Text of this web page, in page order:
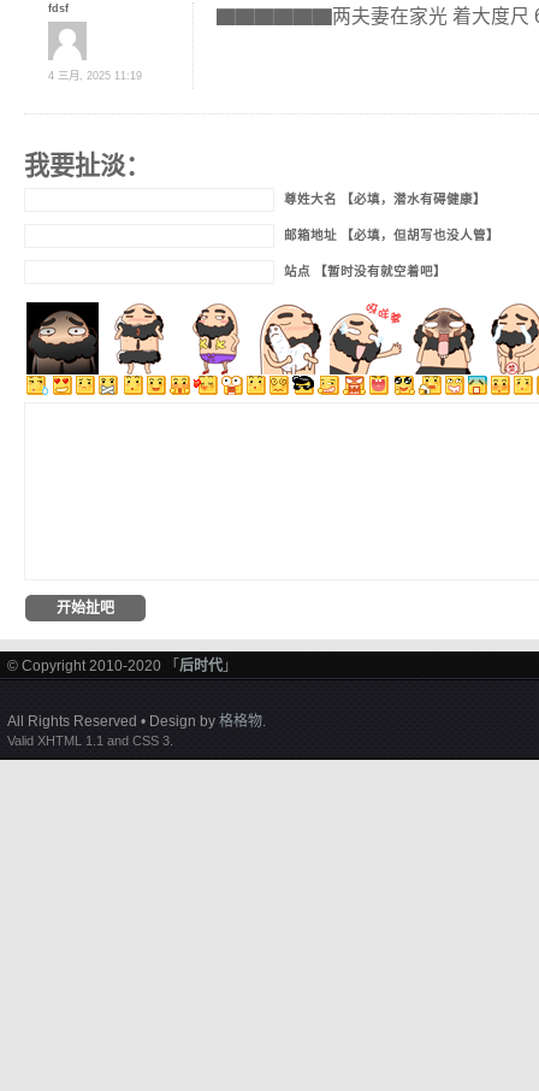
fdsf
4 三月, 2025 11:19
▇▇▇▇▇▇两夫妻在家光 着大度
我要扯淡：
尊姓大名 【必填，潜水有碍健康】
邮箱地址 【必填，但胡写也没人管】
站点 【暂时没有就空着吧】
© Copyright 2010-2020 「 后时代 」
All Rights Reserved • Design by 格格物.
Valid XHTML 1.1 and CSS 3.